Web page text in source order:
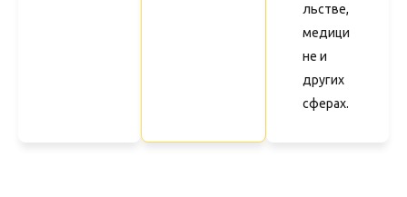
льстве,
медици
не и
других
сферах.